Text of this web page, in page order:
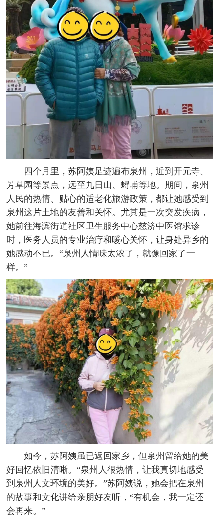
四个月里，苏阿姨足迹遍布泉州，近到开元寺、
芳草园等景点，远至九日山、蟳埔等地。期间，泉州
人民的热情、贴心的适老化旅游政策，都让她感受到
泉州这片土地的友善和关怀。尤其是一次突发疾病，
她前往海滨街道社区卫生服务中心慈济中医馆求诊
时，医务人员的专业治疗和暖心关怀，让身处异乡的
她感动不已。“泉州人情味太浓了，就像回家了一
样。”
如今，苏阿姨虽已返回家乡，但泉州留给她的美
好回忆依旧清晰。“泉州人很热情，让我真切地感受
到泉州人文环境的美好。”苏阿姨说，她会把在泉州
的故事和文化讲给亲朋好友听，“有机会，我一定还
会再来。”